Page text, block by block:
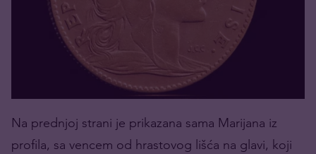
Na prednjoj strani je prikazana sama Marijana iz
profila, sa vencem od hrastovog lišća na glavi, koji